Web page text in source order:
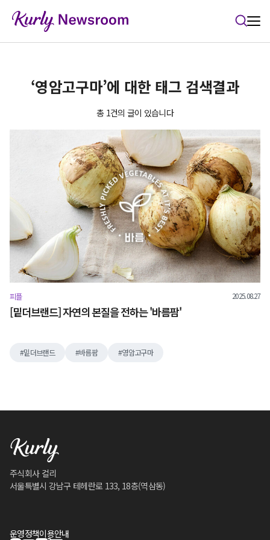
‘영암고구마’에 대한 태그 검색결과
총 1건의 글이 있습니다
피플 2025.08.27
[밑더브랜드] 자연의 본질을 전하는 '바름팜'
밑더브랜드 바름팜 영암고구마
주식회사 컬리
서울특별시 강남구 테헤란로 133, 18층(역삼동)
운영정책이용안내